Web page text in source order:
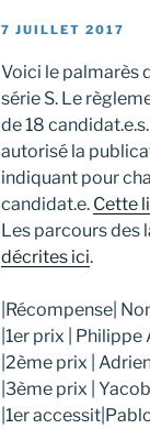
PUBLIÉ
7 JUILLET 2017
Voici le palmarès
série S. Le
de 18
autorisé la
indiquant pour
candidat.e. Cette
Les parcours des
décrites ici.
|Récompense|
|1er prix |
|2ème prix |
|3ème prix |
|1er